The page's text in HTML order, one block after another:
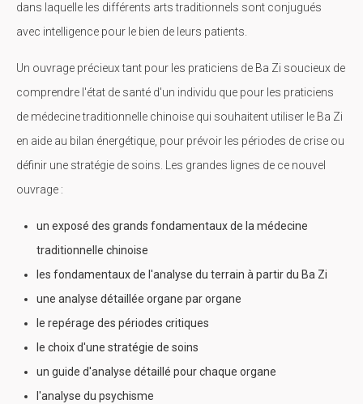
dans laquelle les différents arts traditionnels sont conjugués
avec intelligence pour le bien de leurs patients.
Un ouvrage précieux tant pour les praticiens de Ba Zi soucieux de
comprendre l'état de santé d'un individu que pour les praticiens
de médecine traditionnelle chinoise qui souhaitent utiliser le Ba Zi
en aide au bilan énergétique, pour prévoir les périodes de crise ou
définir une stratégie de soins. Les grandes lignes de ce nouvel
ouvrage :
un exposé des grands fondamentaux de la médecine
traditionnelle chinoise
les fondamentaux de l'analyse du terrain à partir du Ba Zi
une analyse détaillée organe par organe
le repérage des périodes critiques
le choix d'une stratégie de soins
un guide d'analyse détaillé pour chaque organe
l'analyse du psychisme